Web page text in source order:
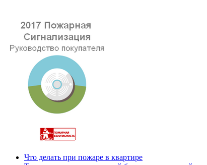
Что делать при пожаре в квартире